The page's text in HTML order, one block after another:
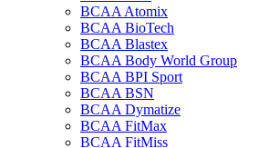
BCAA Atomix
BCAA BioTech
BCAA Blastex
BCAA Body World Group
BCAA BPI Sport
BCAA BSN
BCAA Dymatize
BCAA FitMax
BCAA FitMiss